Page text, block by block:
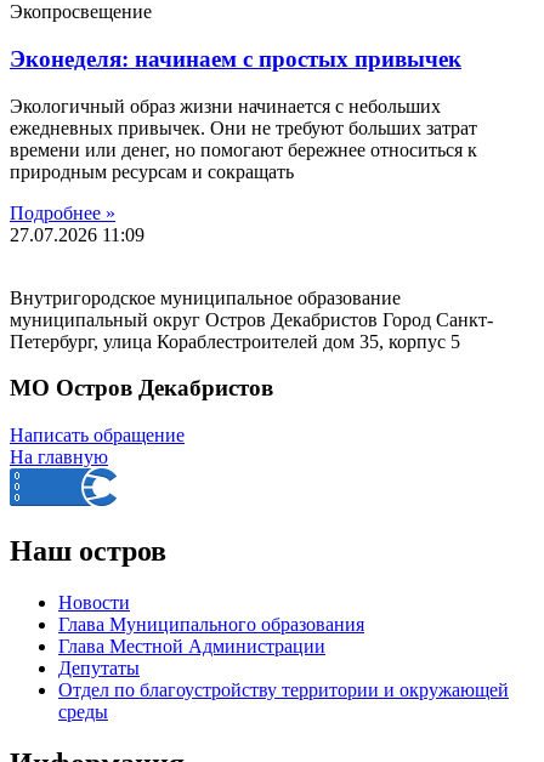
Экопросвещение
Эконеделя: начинаем с простых привычек
Экологичный образ жизни начинается с небольших
ежедневных привычек. Они не требуют больших затрат
времени или денег, но помогают бережнее относиться к
природным ресурсам и сокращать
Подробнее »
27.07.2026 11:09
Внутригородское муниципальное образование
муниципальный округ Остров Декабристов Город Санкт-
Петербург, улица Кораблестроителей дом 35, корпус 5
МО Остров Декабристов
Написать обращение
На главную
Наш остров
Новости
Глава Муниципального образования
Глава Местной Администрации
Депутаты
Отдел по благоустройству территории и окружающей
среды